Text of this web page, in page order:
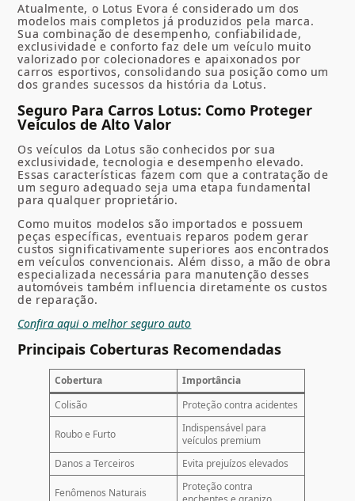
Atualmente, o Lotus Evora é considerado um dos
modelos mais completos já produzidos pela marca.
Sua combinação de desempenho, confiabilidade,
exclusividade e conforto faz dele um veículo muito
valorizado por colecionadores e apaixonados por
carros esportivos, consolidando sua posição como um
dos grandes sucessos da história da Lotus.
Seguro Para Carros Lotus: Como Proteger
Veículos de Alto Valor
Os veículos da Lotus são conhecidos por sua
exclusividade, tecnologia e desempenho elevado.
Essas características fazem com que a contratação de
um seguro adequado seja uma etapa fundamental
para qualquer proprietário.
Como muitos modelos são importados e possuem
peças específicas, eventuais reparos podem gerar
custos significativamente superiores aos encontrados
em veículos convencionais. Além disso, a mão de obra
especializada necessária para manutenção desses
automóveis também influencia diretamente os custos
de reparação.
Confira aqui o melhor seguro auto
Principais Coberturas Recomendadas
Cobertura
Importância
Colisão
Proteção contra acidentes
Roubo e Furto
Indispensável para
veículos premium
Danos a Terceiros
Evita prejuízos elevados
Fenômenos Naturais
Proteção contra